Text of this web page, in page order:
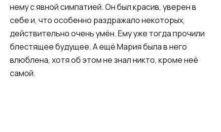
нему с явной симпатией. Он был красив, уверен в
себе и, что особенно раздражало некоторых,
действительно очень умён. Ему уже тогда прочили
блестящее будущее. А ещё Мария была в него
влюблена, хотя об этом не знал никто, кроме неё
самой.